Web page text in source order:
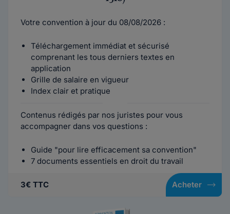
Votre convention à jour du 08/08/2026 :
Téléchargement immédiat et sécurisé
comprenant les tous derniers textes en
application
Grille de salaire en vigueur
Index clair et pratique
Contenus rédigés par nos juristes pour vous
accompagner dans vos questions :
Guide "pour lire efficacement sa convention"
7 documents essentiels en droit du travail
3€ TTC Acheter